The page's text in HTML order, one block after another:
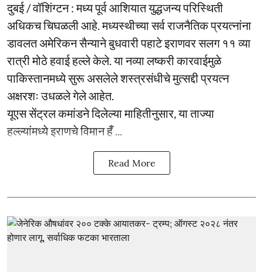
दुबई / वॉशिंग्टन : मध्य पूर्व आशियात युद्धजन्य परिस्थिती
अधिकच चिघळली आहे. मध्यस्थीच्या सर्व राजनैतिक प्रयत्नांना
डावलत अमेरिकन सैन्याने बुधवारी पहाटे इराणवर सलग ११ व्या
रात्री मोठे हवाई हल्ले केले. या नव्या लष्करी कारवाईमुळे
पाकिस्तानमध्ये सुरू असलेले शस्त्रसंधीचे मुत्सद्दी प्रयत्न
अक्षरशः उधळले गेले आहेत.
यूएस सेंट्रल कमांडने दिलेल्या माहितीनुसार, या ताज्या
हल्ल्यांमध्ये इराणचे विमान हँ ...
Read More